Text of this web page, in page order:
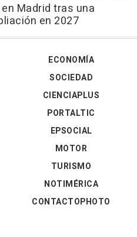
Madrid tras una
en 2027
ECONOMÍA
SOCIEDAD
CIENCIAPLUS
PORTALTIC
EPSOCIAL
MOTOR
TURISMO
NOTIMÉRICA
CONTACTOPHOTO